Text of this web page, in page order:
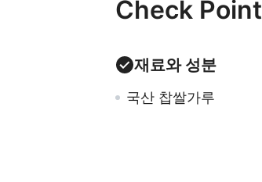
Check Point
재료와 성분
국산 찹쌀가루